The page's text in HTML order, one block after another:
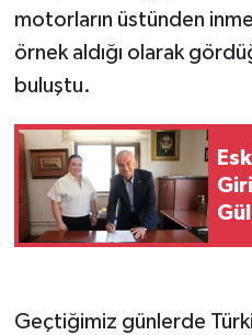
motorların üstünden
örnek aldığı olarak
buluştu.
Geçtiğimiz günlerde